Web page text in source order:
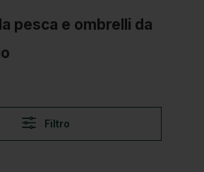
pesca e ombrelli da
Filtro